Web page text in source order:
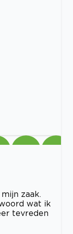
zaak.
wat ik
tevreden